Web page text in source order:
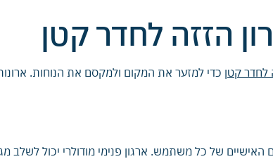
הזזה לחדר קטן
לחדר קטן כדי למזער את המקום ולמקסם את הנוחות.
של כל משתמש. ארגון פנימי מודולרי יכול לשלב